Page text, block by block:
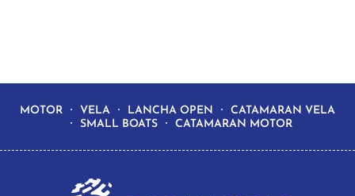
MOTOR VELA LANCHA OPEN
CATAMARAN VELA
SMALL BOATS
CATAMARAN MOTOR